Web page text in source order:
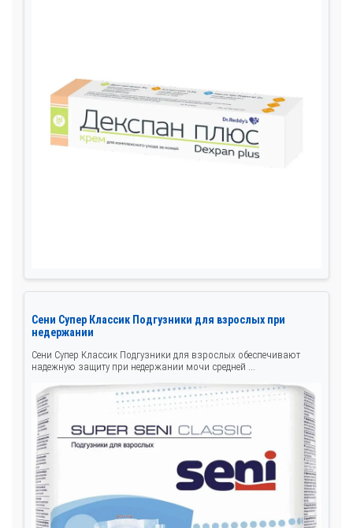
Сени Супер Классик Подгузники для взрослых при
недержании
Сени Супер Классик Подгузники для взрослых обеспечивают
надежную защиту при недержании мочи средней ...